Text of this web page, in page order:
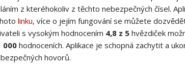
z kteréhokoliv z těchto nebezpečných čísel.
linku, více o jejím fungování se můžete
s vysokým hodnocením 4,8 z 5 hvězdiček
000 hodnoceních. Aplikace je schopná zachytit a
hovorů.